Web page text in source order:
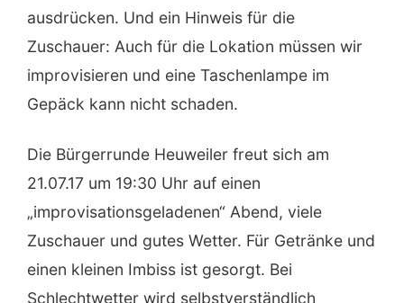
ausdrücken. Und ein Hinweis für die
Zuschauer: Auch für die Lokation müssen wir
improvisieren und eine Taschenlampe im
Gepäck kann nicht schaden.
Die Bürgerrunde Heuweiler freut sich am
21.07.17 um 19:30 Uhr auf einen
„improvisationsgeladenen“ Abend, viele
Zuschauer und gutes Wetter. Für Getränke und
einen kleinen Imbiss ist gesorgt. Bei
Schlechtwetter wird selbstverständlich